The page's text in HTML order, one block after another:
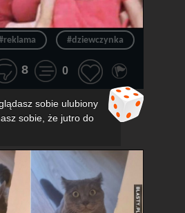
#dziewczynka
8 0
sobie ulubiony
sobie, że jutro do